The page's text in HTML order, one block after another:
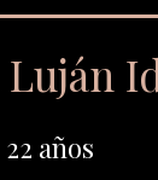
Luján
22 años